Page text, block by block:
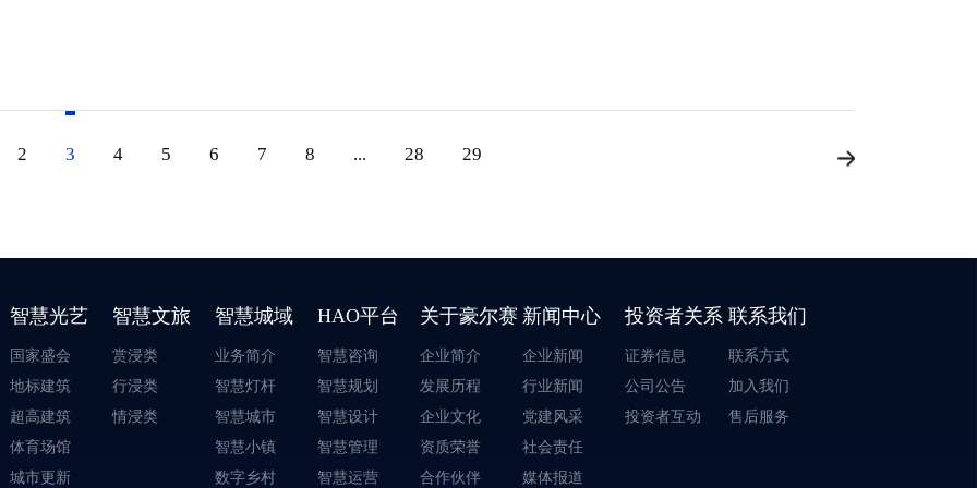
2 3 4 5 6 7 8 ... 28 29
智慧光艺
城市更新
体育场馆
超高建筑
地标建筑
国家盛会
智慧文旅
情浸类
行浸类
赏浸类
智慧城域
数字乡村
智慧小镇
智慧城市
智慧灯杆
业务简介
HAO平台
智慧运营
智慧管理
智慧设计
智慧规划
智慧咨询
关于豪尔赛
合作伙伴
资质荣誉
企业文化
发展历程
企业简介
新闻中心
媒体报道
社会责任
党建风采
行业新闻
企业新闻
投资者关系
投资者互动
公司公告
证券信息
联系我们
售后服务
加入我们
联系方式